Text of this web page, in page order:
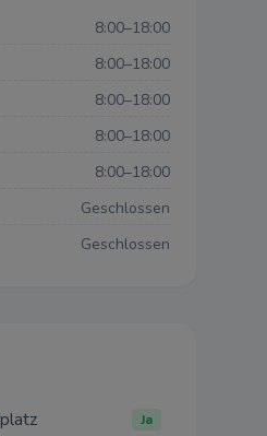
8:00–18:00
8:00–18:00
8:00–18:00
8:00–18:00
8:00–18:00
Geschlossen
Geschlossen
Ja